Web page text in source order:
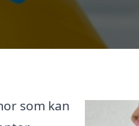
som kan